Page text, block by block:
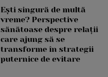
Ești singură de multă
vreme? Perspective
sănătoase despre relații
care ajung să se
transforme în strategii
puternice de evitare